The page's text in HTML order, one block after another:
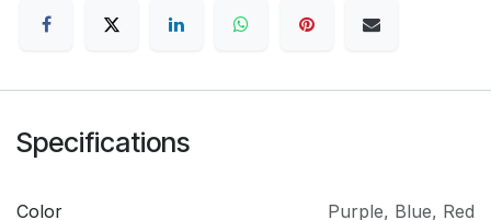
Specifications
Color Purple, Blue, Red